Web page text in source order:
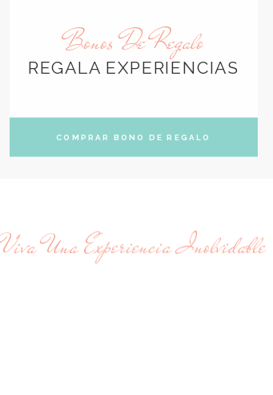
Bonos De Regalo
REGALA EXPERIENCIAS
COMPRAR BONO DE REGALO
Viva Una Experiencia Inolvidable